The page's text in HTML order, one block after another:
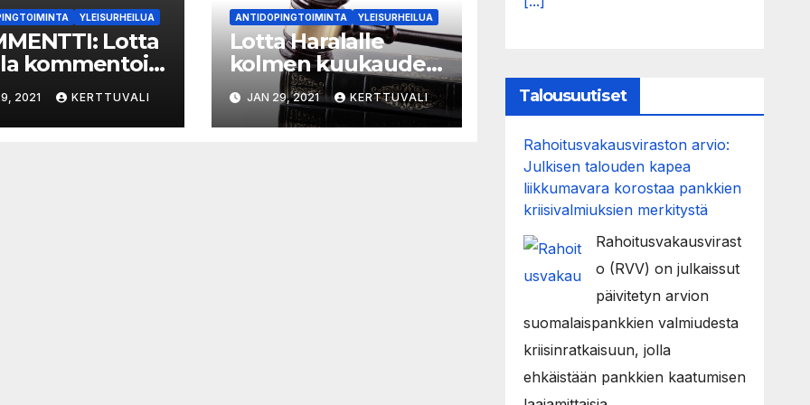
YLEISURHEILUA
Lotta
kommentoi
ettei
2021 KERTTUVALI
ANTIDOPINGTOIMINTA YLEISURHEILUA
Lotta Haralalle
kolmen kuukauden
toimintakielto
antidopingrikkomu
ksesta
JAN 29, 2021 KERTTUVALI Talousuutiset
Rahoitusvakausviraston arvio:
Julkisen talouden kapea
liikkumavara korostaa pankkien
kriisivalmiuksien merkitystä
Rahoitusvakausvirast
o (RVV) on julkaissut
päivitetyn arvion
suomalaispankkien valmiudesta
kriisinratkaisuun, jolla
ehkäistään pankkien kaatumisen